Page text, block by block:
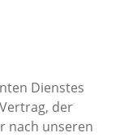
Dienstes
der
nach unseren